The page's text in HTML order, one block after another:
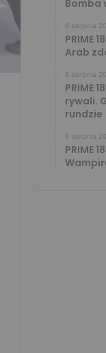
Bomba
9 sierpnia
PRIME
Arab
8 sierpnia
PRIME
rywali.
rundzie
8 sierpnia
PRIME